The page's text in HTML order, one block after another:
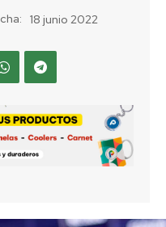
18 junio 2022